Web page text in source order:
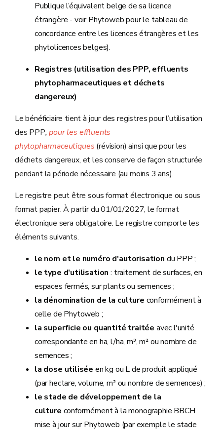
Publique l’équivalent belge de sa licence
étrangère - voir Phytoweb pour le tableau de
concordance entre les licences étrangères et les
phytolicences belges).
Registres (utilisation des PPP, effluents
phytopharmaceutiques et déchets
dangereux)
Le bénéficiaire tient à jour des registres pour l’utilisation
des PPP,pour les effluents
phytopharmaceutiques (révision) ainsi que pour les
déchets dangereux, et les conserve de façon structurée
pendant la période nécessaire (au moins 3 ans).
Le registre peut être sous format électronique ou sous
format papier. À partir du 01/01/2027, le format
électronique sera obligatoire. Le registre comporte les
éléments suivants.
le nom et le numéro d'autorisation du PPP ;
le type d'utilisation : traitement de surfaces, en
espaces fermés, sur plants ou semences ;
la dénomination de la culture conformément à
celle de Phytoweb ;
la superficie ou quantité traitée avec l'unité
correspondante en ha, l/ha, m³, m² ou nombre de
semences ;
la dose utilisée en kg ou L de produit appliqué
(par hectare, volume, m² ou nombre de semences) ;
le stade de développement de la
culture conformément à la monographie BBCH
mise à jour sur Phytoweb (par exemple le stade